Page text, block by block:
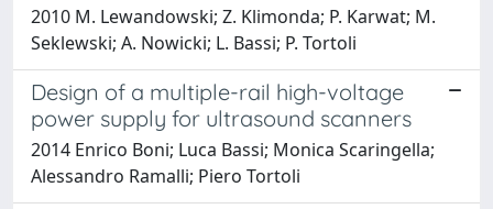
2010 M. Lewandowski; Z. Klimonda; P. Karwat; M.
Seklewski; A. Nowicki; L. Bassi; P. Tortoli
Design of a multiple-rail high-voltage
power supply for ultrasound scanners
2014 Enrico Boni; Luca Bassi; Monica Scaringella;
Alessandro Ramalli; Piero Tortoli